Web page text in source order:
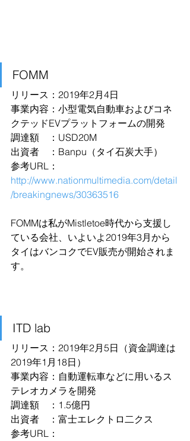
FOMM
リリース：2019年2月4日
事業内容：小型電気自動車およびコネ
クテッドEVプラットフォームの開発
調達額　：USD20M
出資者　：Banpu（タイ石炭大手）
参考URL：
http://www.nationmultimedia.com/detail
/breakingnews/30363516
FOMMは私がMistletoe時代から支援し
ている会社、いよいよ2019年3月から
タイはバンコクでEV販売が開始されま
す。
ITD lab
リリース：2019年2月5日（資金調達は
2019年1月18日）
事業内容：自動運転車などに用いるス
テレオカメラを開発
調達額　：1.5億円
出資者　：富士エレクトロ二クス
参考URL：